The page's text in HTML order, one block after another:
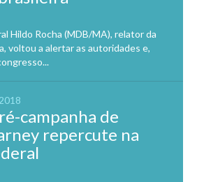
Hildo Rocha (MDB/MA), relator da
voltou a alertar as autoridades e,
campanha de
repercute na